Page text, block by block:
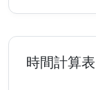
時間計算表